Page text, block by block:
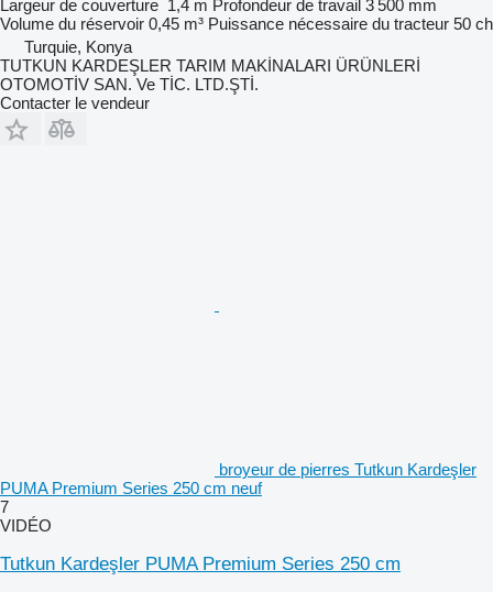
Largeur de couverture 1,4 m Profondeur de travail 3 500 mm
Volume du réservoir 0,45 m³ Puissance nécessaire du tracteur 50 ch
Turquie, Konya
TUTKUN KARDEŞLER TARIM MAKİNALARI ÜRÜNLERİ
OTOMOTİV SAN. Ve TİC. LTD.ŞTİ.
Contacter le vendeur
broyeur de pierres Tutkun Kardeşler
PUMA Premium Series 250 cm neuf
7
VIDÉO
Tutkun Kardeşler PUMA Premium Series 250 cm